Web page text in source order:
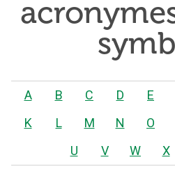
A B C D E
K
L M N O
U
V W X